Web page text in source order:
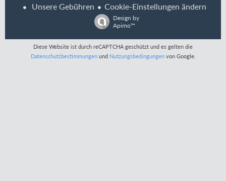
Unsere Gebühren
Cookie-Einstellungen ändern
Design by
Apimo™
Diese Website ist durch reCAPTCHA geschützt und es gelten die
Datenschutzbestimmungenund Nutzungsbedingungenvon Google.